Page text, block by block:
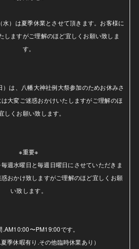
）は夏季休業とさせて頂きます。お客様に
しますがご理解のほど宜しくお願い致しま
す。
は、八幡大神社例大祭参加のためお休みさ
大変ご迷惑おかけいたしますがご理解のほ
しくお願い致します。
※重要※
週水曜日と毎週日曜日にさせていただきま
おかけ致しますがご理解のほど宜しくお願
い致します。
.AM10:00〜PM19:00です。
夏季休暇有り.その他臨時休業あり）